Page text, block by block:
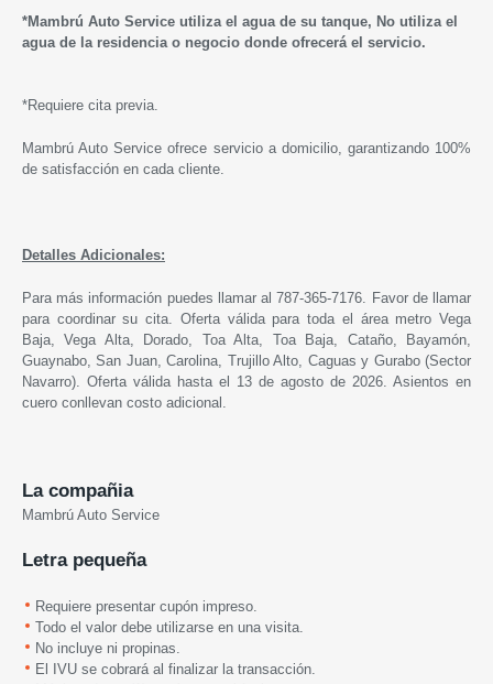
*Mambrú Auto Service utiliza el agua de su tanque, No utiliza el
agua de la residencia o negocio donde ofrecerá el servicio.
*Requiere cita previa.
Mambrú Auto Service ofrece servicio a domicilio, garantizando 100%
de satisfacción en cada cliente.
Detalles Adicionales:
Para más información puedes llamar al 787-365-7176. Favor de llamar
para coordinar su cita. Oferta válida para toda el área metro Vega
Baja, Vega Alta, Dorado, Toa Alta, Toa Baja, Cataño, Bayamón,
Guaynabo, San Juan, Carolina, Trujillo Alto, Caguas y Gurabo (Sector
Navarro). Oferta válida hasta el 13 de agosto de 2026. Asientos en
cuero conllevan costo adicional.
La compañia
Mambrú Auto Service
Letra pequeña
Requiere presentar cupón impreso.
Todo el valor debe utilizarse en una visita.
No incluye ni propinas.
El IVU se cobrará al finalizar la transacción.